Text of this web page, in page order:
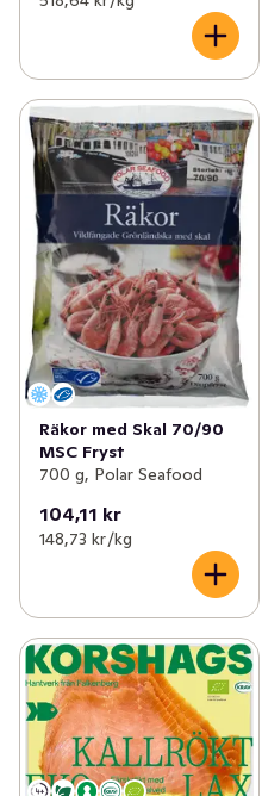
Räkor med Skal 70/90
MSC Fryst
700 g, Polar Seafood
104,11 kr
148,73 kr /kg